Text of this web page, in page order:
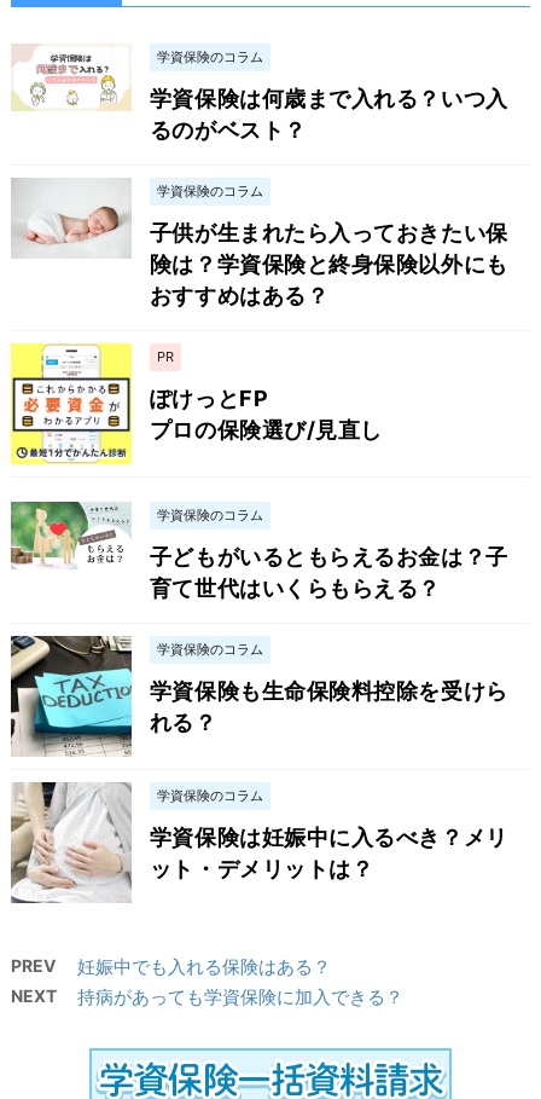
学資保険のコラム
学資保険は何歳まで入れる？いつ入
るのがベスト？
学資保険のコラム
子供が生まれたら入っておきたい保
険は？学資保険と終身保険以外にも
おすすめはある？
PR
ぽけっとFP
プロの保険選び/見直し
学資保険のコラム
子どもがいるともらえるお金は？子
育て世代はいくらもらえる？
学資保険のコラム
学資保険も生命保険料控除を受けら
れる？
学資保険のコラム
学資保険は妊娠中に入るべき？メリ
ット・デメリットは？
PREV 妊娠中でも入れる保険はある？
NEXT 持病があっても学資保険に加入できる？